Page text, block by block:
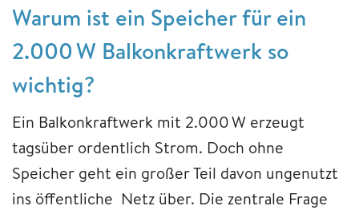
Warum ist ein Speicher für ein
2.000 W Balkonkraftwerk so
wichtig?
Ein Balkonkraftwerk mit 2.000 W erzeugt
tagsüber ordentlich Strom. Doch ohne
Speicher geht ein großer Teil davon ungenutzt
ins öffentliche Netz über. Die zentrale Frage